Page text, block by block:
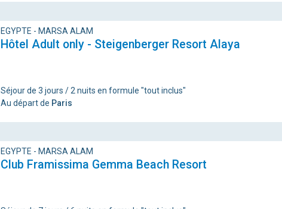
EGYPTE - MARSA ALAM
Hôtel Adult only - Steigenberger Resort Alaya
Séjour de 3 jours / 2 nuits en formule "tout inclus"
Au départ de Paris
EGYPTE - MARSA ALAM
Club Framissima Gemma Beach Resort